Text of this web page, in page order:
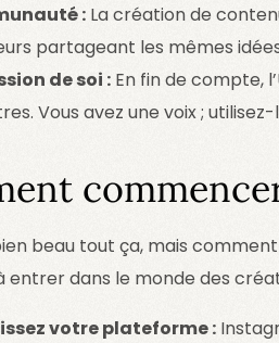
:La création de
partageant les mêmes
de soi :En fin de compte,
Vous avez une voix ; utilisez-
beau tout ça, mais
entrer dans le monde des
votre plateforme :